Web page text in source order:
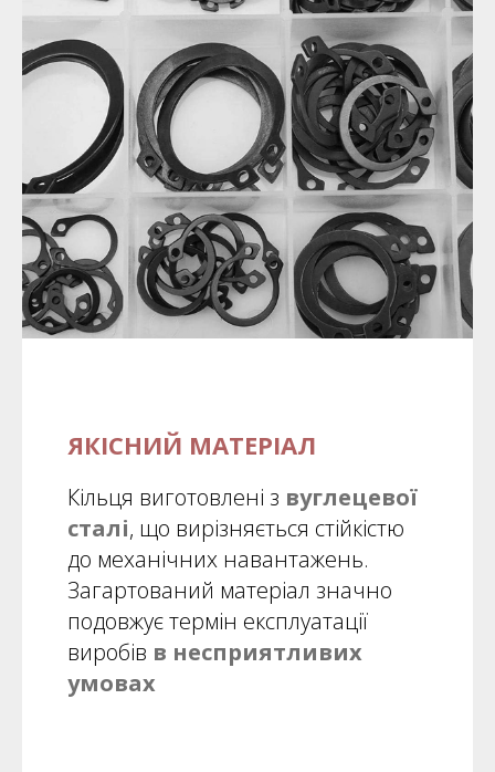
ЯКІСНИЙ МАТЕРІАЛ
Кільця виготовлені з вуглецевої
сталі, що вирізняється стійкістю
до механічних навантажень.
Загартований матеріал значно
подовжує термін експлуатації
виробів в несприятливих
умовах